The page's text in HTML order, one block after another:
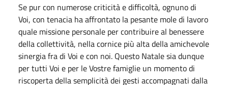
Se pur con numerose criticità e difficoltà, ognuno di
Voi, con tenacia ha affrontato la pesante mole di lavoro
quale missione personale per contribuire al benessere
della collettività, nella cornice più alta della amichevole
sinergia fra di Voi e con noi. Questo Natale sia dunque
per tutti Voi e per le Vostre famiglie un momento di
riscoperta della semplicità dei gesti accompagnati dalla